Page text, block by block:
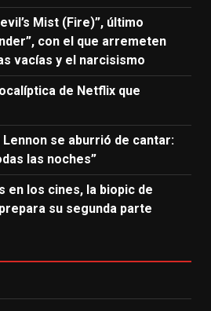
Mist (Fire)”, último
con el que arremeten
vacías y el narcisismo
de Netflix que
Lennon se aburrió de cantar:
las noches”
los cines, la biopic de
su segunda parte